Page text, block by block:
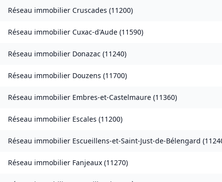
Réseau immobilier Cruscades (11200)
Réseau immobilier Cuxac-d'Aude (11590)
Réseau immobilier Donazac (11240)
Réseau immobilier Douzens (11700)
Réseau immobilier Embres-et-Castelmaure (11360)
Réseau immobilier Escales (11200)
Réseau immobilier Escueillens-et-Saint-Just-de-Bélengard (
Réseau immobilier Fanjeaux (11270)